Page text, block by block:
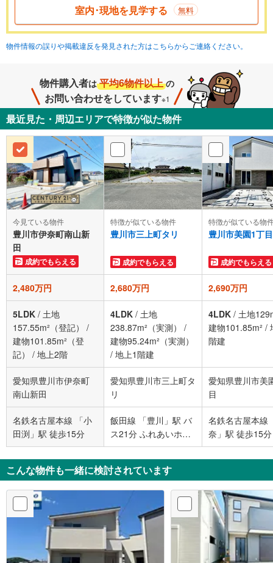
室内･現地を見学する 無料
物件情報の誤りや掲載違反を発見された方はこちらからご連絡ください。
物件購入者は 平均6物件以上 の
お問い合わせをしています※1
最近見た・周辺エリアで特徴が似た物件
今見ている物件
豊川市伊奈町南山新
田
成約でもらえる
特徴が似ている物件
豊川市三上町タリ
成約でもらえる
特徴が似ている物
豊川市美園1丁目
成約でもらえる
2,480万円 2,680万円 2,690万円
5LDK / 土地
157.55m²（登記）
/
建物101.85m²（登
記）
/ 地上2階
4LDK / 土地
238.87m²（実測）
/
建物95.24m²（実測）
/ 地上1階建
4LDK / 土地
建物101.85m² /
階建
愛知県豊川市伊奈町
南山新田
愛知県豊川市三上町タ
リ
愛知県豊川市美
目
名鉄名古屋本線 「小
田渕」駅 徒歩15分
飯田線 「豊川」駅 バ
ス21分 ふれあいホー
ル三上 バス停下車 徒
歩4分
名鉄名古屋本線
奈」駅 徒歩15分
こんな物件も一緒に検討されています